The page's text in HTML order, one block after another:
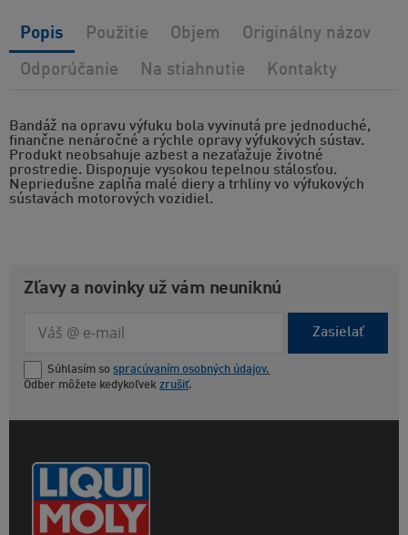
Bandáž na opravu výfuku bola vyvinutá pre jednoduché,
finančne nenáročné a rýchle opravy výfukových sústav.
Produkt neobsahuje azbest a nezaťažuje životné
prostredie. Disponuje vysokou tepelnou stálosťou.
Nepriedušne zapĺňa malé diery a trhliny vo výfukových
sústavách motorových vozidiel.
Popis Použitie Objem Originálny názov
Odporúčanie Na stiahnutie Kontakty
Zľavy a novinky už vám neuniknú
Zasielať
Súhlasím so spracúvaním osobných údajov.
Odber môžete kedykoľvek zrušiť.